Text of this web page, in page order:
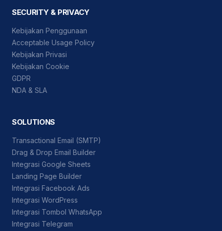
SECURITY & PRIVACY
Kebijakan Penggunaan
Acceptable Usage Policy
Kebijakan Privasi
Kebijakan Cookie
GDPR
NDA & SLA
SOLUTIONS
Transactional Email (SMTP)
Drag & Drop Email Builder
Integrasi Google Sheets
Landing Page Builder
Integrasi Facebook Ads
Integrasi WordPress
Integrasi Tombol WhatsApp
Integrasi Telegram